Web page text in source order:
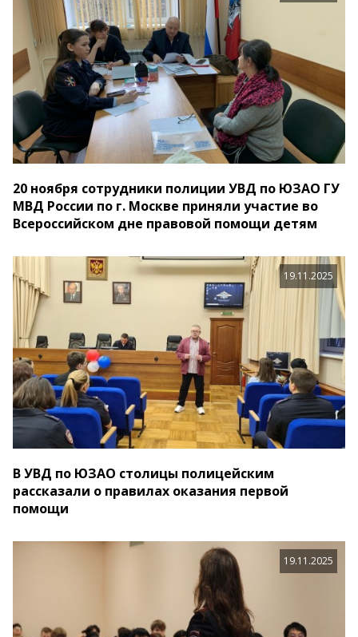
20 ноября сотрудники полиции УВД по ЮЗАО ГУ
МВД России по г. Москве приняли участие во
Всероссийском дне правовой помощи детям
19.11.2025
В УВД по ЮЗАО столицы полицейским
рассказали о правилах оказания первой
помощи
19.11.2025